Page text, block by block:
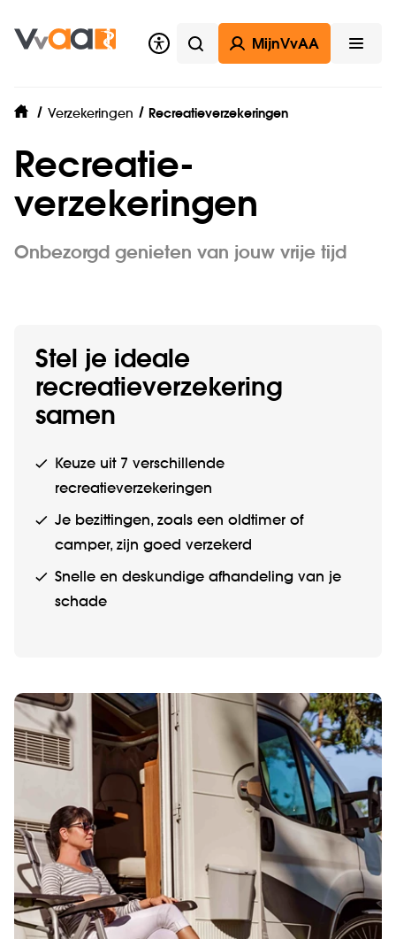
Zoeken
MijnVvAA
home
Verzekeringen Recreatieverzekeringen
Recreatie­
verzekeringen
Onbezorgd genieten van jouw vrije tijd
Stel je ideale
recreatieverzekering
samen
Keuze uit 7 verschillende
recreatieverzekeringen
Je bezittingen, zoals een oldtimer of
camper, zijn goed verzekerd
Snelle en deskundige afhandeling van je
schade